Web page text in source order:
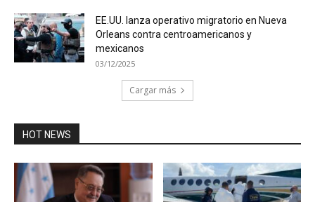
EE.UU. lanza operativo migratorio en Nueva
Orleans contra centroamericanos y
mexicanos
03/12/2025
Cargar más
HOT NEWS